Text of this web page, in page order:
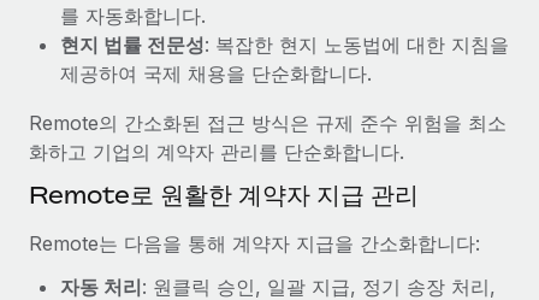
복리후생
손쉬운 직원 복리후생 관리
블로그
Remote Contractor Management Plus
Remote의 사명은 모든 규모의 기업이 전 세계 어디서든 업무에 가
장 적합 사람을 찾아 채용 및 관리하고 급여를 지급하도록 돕는 것
를 자동화합니다.
현지 법률 전문성: 복잡한 현지 노동법에 대한 지침을
제공하여 국제 채용을 단순화합니다.
Remote의 간소화된 접근 방식은 규제 준수 위험을 최소
화하고 기업의 계약자 관리를 단순화합니다.
Remote로 원활한 계약자 지급 관리
Remote는 다음을 통해 계약자 지급을 간소화합니다:
자동 처리: 원클릭 승인, 일괄 지급, 정기 송장 처리,